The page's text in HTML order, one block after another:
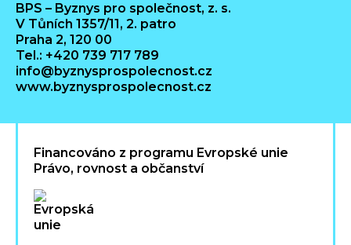
BPS – Byznys pro společnost, z. s.
V Tůních 1357/11, 2. patro
Praha 2, 120 00
Tel.: +420 739 717 789
info@byznysprospolecnost.cz
www.byznysprospolecnost.cz
Financováno z programu Evropské unie
Právo, rovnost a občanství